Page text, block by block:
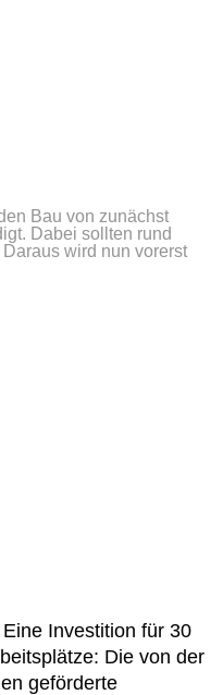
Bau von zunächst
Dabei sollten rund
wird nun vorerst
Eine Investition für 30
Die von der
geförderte